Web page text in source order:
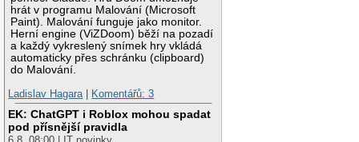
hrát v programu Malování (Microsoft
Paint). Malování funguje jako monitor.
Herní engine (ViZDoom) běží na pozadí
a každý vykreslený snímek hry vkládá
automaticky přes schránku (clipboard)
do Malování.
Ladislav Hagara
Komentářů: 3
EK: ChatGPT i Roblox mohou spadat
pod přísnější pravidla